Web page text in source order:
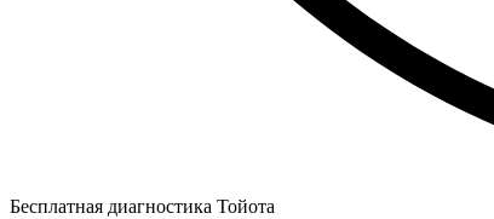
Бесплатная диагностика Тойота